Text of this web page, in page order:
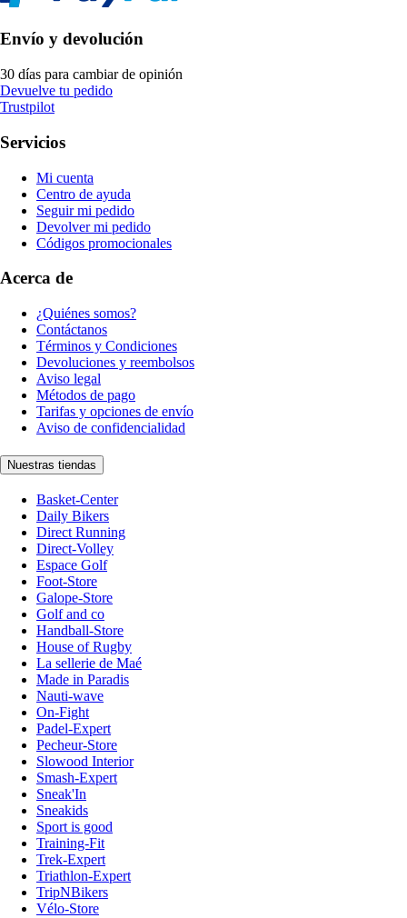
Envío y devolución
30 días para cambiar de opinión
Devuelve tu pedido
Trustpilot
Servicios
Mi cuenta
Centro de ayuda
Seguir mi pedido
Devolver mi pedido
Códigos promocionales
Acerca de
¿Quiénes somos?
Contáctanos
Términos y Condiciones
Devoluciones y reembolsos
Aviso legal
Métodos de pago
Tarifas y opciones de envío
Aviso de confidencialidad
Nuestras tiendas
Basket-Center
Daily Bikers
Direct Running
Direct-Volley
Espace Golf
Foot-Store
Galope-Store
Golf and co
Handball-Store
House of Rugby
La sellerie de Maé
Made in Paradis
Nauti-wave
On-Fight
Padel-Expert
Pecheur-Store
Slowood Interior
Smash-Expert
Sneak'In
Sneakids
Sport is good
Training-Fit
Trek-Expert
Triathlon-Expert
TripNBikers
Vélo-Store